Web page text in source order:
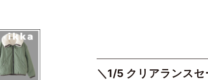
＼1/5 クリアランス